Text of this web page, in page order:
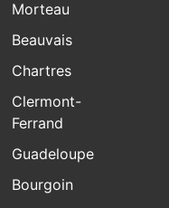
Morteau
Beauvais
Chartres
Clermont-
Ferrand
Guadeloupe
Bourgoin